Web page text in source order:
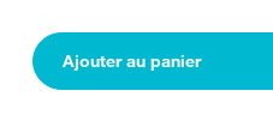
Ajouter au panier